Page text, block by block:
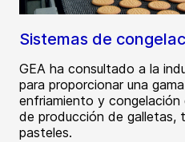
Sistemas de
GEA ha consultado a la
para proporcionar una
enfriamiento y congelación
de producción de galletas,
pasteles.